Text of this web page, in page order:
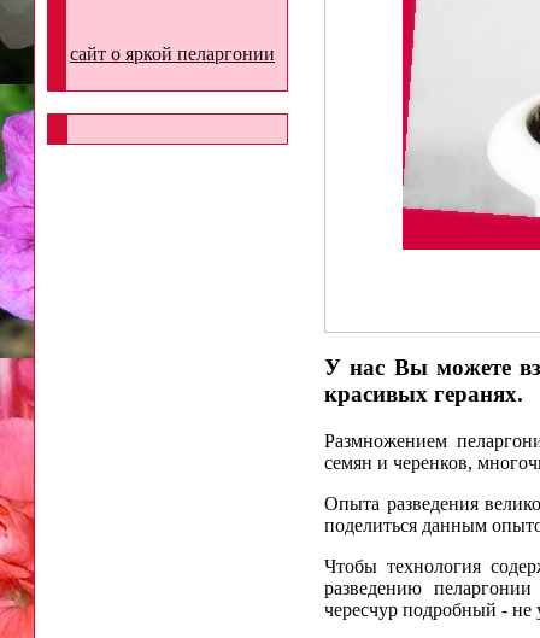
сайт о яркой пеларгонии
У нас Вы можете
красивых геранях.
Размножением
семян и черенков,
Опыта разведения
поделиться данным
Чтобы технология
разведению
чересчур подробный - не